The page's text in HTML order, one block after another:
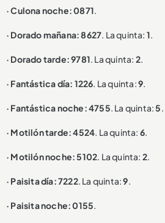
· Culona noche: 0871.
· Dorado mañana: 8627. La quinta: 1.
· Dorado tarde: 9781. La quinta: 2.
· Fantástica día: 1226. La quinta:9.
· Fantástica noche: 4755. La quinta:5.
· Motilón tarde: 4524. La quinta: 6.
· Motilón noche: 5102. La quinta: 2.
· Paisita día: 7222. La quinta:9.
· Paisita noche: 0155.